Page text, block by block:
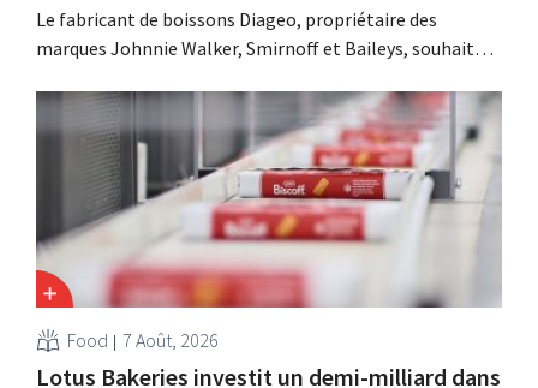
Le fabricant de boissons Diageo, propriétaire des
marques Johnnie Walker, Smirnoff et Baileys, souhaite,
considérablement ses coûts tout en investissant dans la
croissance, notamment pour Guinness et les cocktails
prêts à boire.
Food 7 Août, 2026
Lotus Bakeries investit un demi-milliard dans